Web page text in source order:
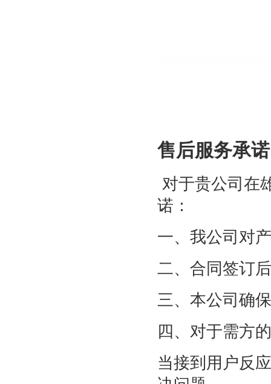
售后服务承诺
对于贵公司在
诺：
一、我公司对
二、合同签订
三、本公司确
四、对于需方
当接到用户反